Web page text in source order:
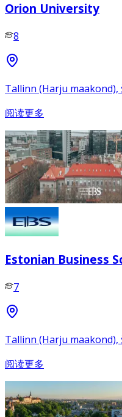
Orion University
8
Tallinn (Harju maakond),
阅读更多
Estonian Business
7
Tallinn (Harju maakond),
阅读更多